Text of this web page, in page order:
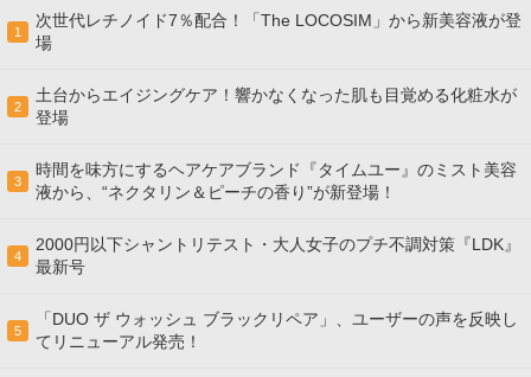
1
次世代レチノイド7％配合！「The LOCOSIM」から新美容液が登
場
2
土台からエイジングケア！響かなくなった肌も目覚める化粧水が
登場
3
時間を味方にするヘアケアブランド『タイムユー』のミスト美容
液から、“ネクタリン＆ピーチの香り”が新登場！
4
2000円以下シャントリテスト・大人女子のプチ不調対策『LDK』
最新号
5
「DUO ザ ウォッシュ ブラックリペア」、ユーザーの声を反映し
てリニューアル発売！